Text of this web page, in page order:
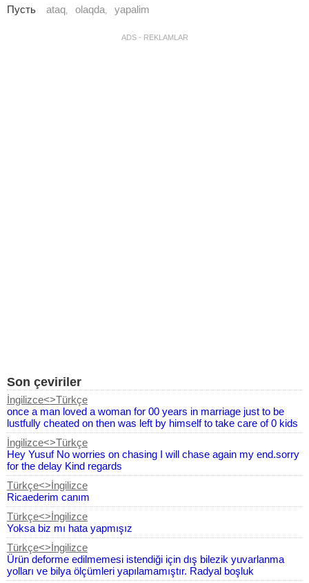
Пусть
ataq, olaqda, yapalim
ADS - REKLAMLAR
Son çeviriler
İngilizce<>Türkçe
once a man loved a woman for 00 years in marriage just to be
lustfully cheated on then was left by himself to take care of 0 kids
İngilizce<>Türkçe
Hey Yusuf No worries on chasing I will chase again my end.sorry
for the delay Kind regards
Türkçe<>İngilizce
Ricaederim canım
Türkçe<>İngilizce
Yoksa biz mı hata yapmışız
Türkçe<>İngilizce
Ürün deforme edilmemesi istendiği için dış bilezik yuvarlanma
yolları ve bilya ölçümleri yapılamamıştır. Radyal boşluk